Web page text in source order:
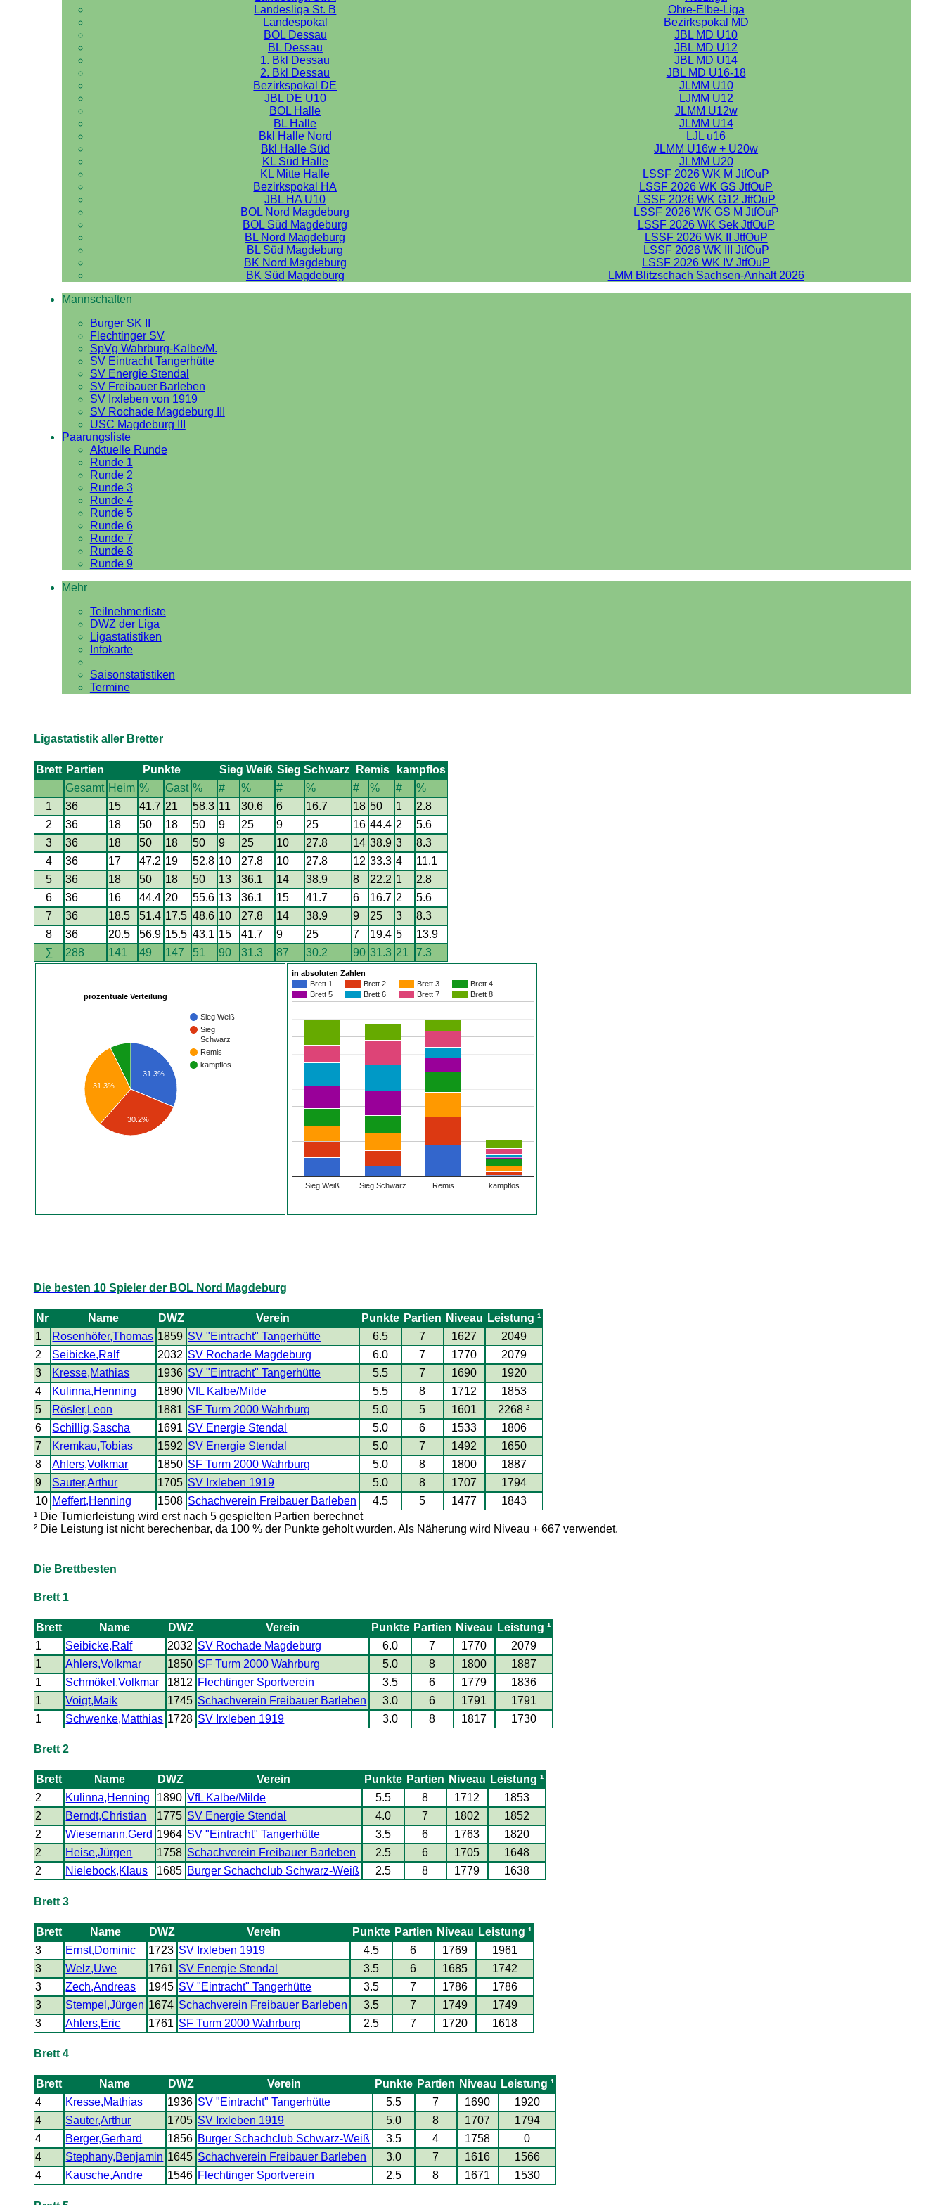
Landesliga St. B
Ohre-Elbe-Liga
Landespokal
Bezirkspokal MD
BOL Dessau
JBL MD U10
BL Dessau
JBL MD U12
1. Bkl Dessau
JBL MD U14
2. Bkl Dessau
JBL MD U16-18
Bezirkspokal DE
JLMM U10
JBL DE U10
LJMM U12
BOL Halle
JLMM U12w
BL Halle
JLMM U14
Bkl Halle Nord
LJL u16
Bkl Halle Süd
JLMM U16w + U20w
KL Süd Halle
JLMM U20
KL Mitte Halle
LSSF 2026 WK M JtfOuP
Bezirkspokal HA
LSSF 2026 WK GS JtfOuP
JBL HA U10
LSSF 2026 WK G12 JtfOuP
BOL Nord Magdeburg
LSSF 2026 WK GS M JtfOuP
BOL Süd Magdeburg
LSSF 2026 WK Sek JtfOuP
BL Nord Magdeburg
LSSF 2026 WK II JtfOuP
BL Süd Magdeburg
LSSF 2026 WK III JtfOuP
BK Nord Magdeburg
LSSF 2026 WK IV JtfOuP
BK Süd Magdeburg
LMM Blitzschach Sachsen-Anhalt 2026
Mannschaften
Burger SK II
Flechtinger SV
SpVg Wahrburg-Kalbe/M.
SV Eintracht Tangerhütte
SV Energie Stendal
SV Freibauer Barleben
SV Irxleben von 1919
SV Rochade Magdeburg III
USC Magdeburg III
Paarungsliste
Aktuelle Runde
Runde 1
Runde 2
Runde 3
Runde 4
Runde 5
Runde 6
Runde 7
Runde 8
Runde 9
Mehr
Teilnehmerliste
DWZ der Liga
Ligastatistiken
Infokarte
Saisonstatistiken
Termine
Ligastatistik aller Bretter
Brett Partien Punkte Sieg Weiß Sieg Schwarz Remis
kampflos
Gesamt Heim % Gast % # % # % # % #
%
1
36 15 41.7 21 58.3 11 30.6 6 16.7 18 50 1
2.8
2
36 18 50 18 50 9 25 9 25 16 44.4 2
5.6
3
36 18 50 18 50 9 25 10 27.8 14 38.9 3
8.3
4
36 17 47.2 19 52.8 10 27.8 10 27.8 12 33.3 4
11.1
5
36 18 50 18 50 13 36.1 14 38.9 8 22.2 1
2.8
6
36 16 44.4 20 55.6 13 36.1 15 41.7 6 16.7 2
5.6
7
36 18.5 51.4 17.5 48.6 10 27.8 14 38.9 9 25 3
8.3
8
36 20.5 56.9 15.5 43.1 15 41.7 9 25 7 19.4 5
13.9
∑
288 141 49 147 51 90 31.3 87 30.2 90 31.3 21 7.3
prozentuale Verteilung
Sieg Weiß
Sieg
Schwarz
Remis
kampflos
31.3%
31.3%
30.2%
in absoluten Zahlen
Brett 1
Brett 2 Brett 3
Brett 4
Brett 5
Brett 6 Brett 7 Brett 8
Sieg Weiß Sieg Schwarz Remis kampflos
Die besten 10 Spieler der BOL Nord Magdeburg
Nr Name DWZ Verein Punkte Partien Niveau Leistung ¹
1
Rosenhöfer,Thomas 1859 SV "Eintracht" Tangerhütte 6.5 7 1627
2049
2
Seibicke,Ralf 2032 SV Rochade Magdeburg 6.0 7 1770
2079
3
Kresse,Mathias 1936 SV "Eintracht" Tangerhütte 5.5 7 1690
1920
4
Kulinna,Henning 1890 VfL Kalbe/Milde 5.5 8 1712
1853
5
Rösler,Leon 1881 SF Turm 2000 Wahrburg 5.0 5 1601
2268 ²
6
Schillig,Sascha 1691 SV Energie Stendal 5.0 6 1533
1806
7
Kremkau,Tobias 1592 SV Energie Stendal 5.0 7 1492
1650
8
Ahlers,Volkmar 1850 SF Turm 2000 Wahrburg 5.0 8 1800
1887
9
Sauter,Arthur 1705 SV Irxleben 1919 5.0 8 1707
1794
10 Meffert,Henning 1508 Schachverein Freibauer Barleben 4.5 5 1477
1843
¹ Die Turnierleistung wird erst nach 5 gespielten Partien berechnet
² Die Leistung ist nicht berechenbar, da 100 % der Punkte geholt wurden. Als Näherung wird Niveau + 667 verwendet.
Die Brettbesten
Brett 1
Brett Name DWZ Verein Punkte Partien Niveau Leistung ¹
1
Seibicke,Ralf 2032 SV Rochade Magdeburg 6.0 7 1770
2079
1
Ahlers,Volkmar 1850 SF Turm 2000 Wahrburg 5.0 8 1800
1887
1
Schmökel,Volkmar 1812 Flechtinger Sportverein 3.5 6 1779
1836
1
Voigt,Maik 1745 Schachverein Freibauer Barleben 3.0 6 1791
1791
1
Schwenke,Matthias 1728 SV Irxleben 1919 3.0 8 1817 1730
Brett 2
Brett Name DWZ Verein Punkte Partien Niveau Leistung ¹
2
Kulinna,Henning 1890 VfL Kalbe/Milde 5.5 8 1712
1853
2
Berndt,Christian 1775 SV Energie Stendal 4.0 7 1802
1852
2
Wiesemann,Gerd 1964 SV "Eintracht" Tangerhütte 3.5 6 1763
1820
2
Heise,Jürgen 1758 Schachverein Freibauer Barleben 2.5 6 1705
1648
2
Nielebock,Klaus 1685 Burger Schachclub Schwarz-Weiß 2.5 8 1779 1638
Brett 3
Brett Name DWZ Verein Punkte Partien Niveau Leistung ¹
3
Ernst,Dominic 1723 SV Irxleben 1919 4.5 6 1769
1961
3
Welz,Uwe 1761 SV Energie Stendal 3.5 6 1685
1742
3
Zech,Andreas 1945 SV "Eintracht" Tangerhütte 3.5 7 1786
1786
3
Stempel,Jürgen 1674 Schachverein Freibauer Barleben 3.5 7 1749
1749
3
Ahlers,Eric 1761 SF Turm 2000 Wahrburg 2.5 7 1720 1618
Brett 4
Brett Name DWZ Verein Punkte Partien Niveau Leistung ¹
4
Kresse,Mathias 1936 SV "Eintracht" Tangerhütte 5.5 7 1690
1920
4
Sauter,Arthur 1705 SV Irxleben 1919 5.0 8 1707
1794
4
Berger,Gerhard 1856 Burger Schachclub Schwarz-Weiß 3.5 4 1758
0
4
Stephany,Benjamin 1645 Schachverein Freibauer Barleben 3.0 7 1616
1566
4
Kausche,Andre 1546 Flechtinger Sportverein 2.5 8 1671 1530